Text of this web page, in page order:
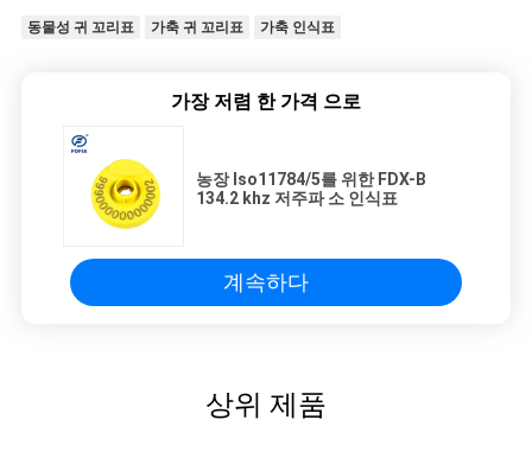
동물성 귀 꼬리표 가축 귀 꼬리표 가축 인식표
가장 저렴 한 가격 으로
농장 Iso11784/5를 위한 FDX-B
134.2 khz 저주파 소 인식표
계속하다
상위 제품